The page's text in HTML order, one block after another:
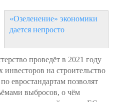
«Озеленение» экономики
дается непросто
проведёт в 2021 году
на строительство
евростандартам позволят
выбросов, о чём